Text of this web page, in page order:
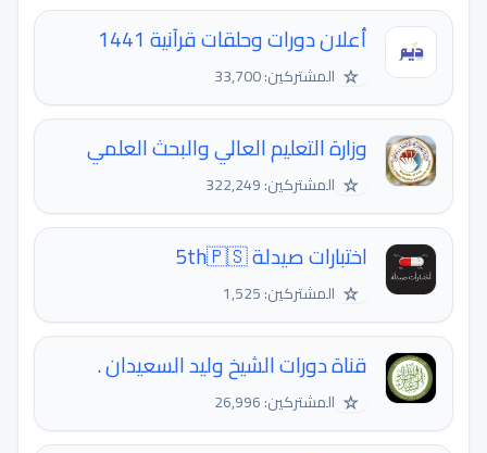
أعلان دورات وحلقات قرآنية 1441
☆ المشتركين: 33,700
وزارة التعليم العالي والبحث العلمي
☆ المشتركين: 322,249
اختبارات صيدلة 5th🇵🇸
☆ المشتركين: 1,525
قناة دورات الشيخ وليد السعيدان .
☆ المشتركين: 26,996